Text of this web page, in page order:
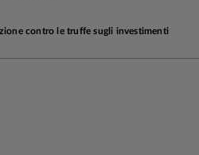
contro le truffe sugli investimenti